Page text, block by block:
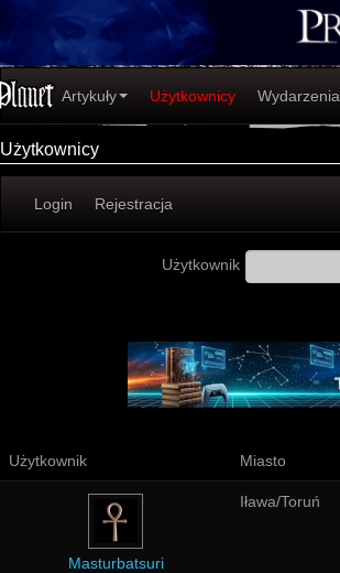
Artykuły Użytkownicy Wydarzenia
Użytkownicy
Login Rejestracja
Użytkownik
Zespoły
Zajęcie
Zainteresowania
Użytkownik Miasto
Masturbatsuri
Iława/Toruń